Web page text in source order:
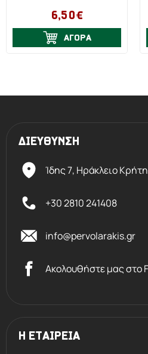
6,50€
ΑΓΟΡΑ
ΔΙΕΥΘΥΝΣΗ
Ίδης 7, Ηράκλειο
+30 2810 241408
info@pervolarakis.gr
Ακολουθήστε μας στο
Η ΕΤΑΙΡΕΙΑ